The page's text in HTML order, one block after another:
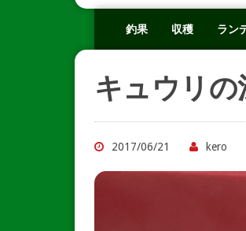
釣果 収穫 ラン
キュウリの
2017/06/21 kero